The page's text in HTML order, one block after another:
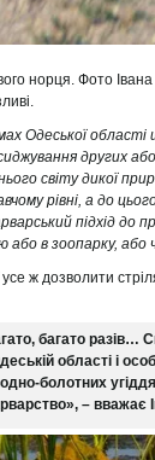
норця. Фото Івана
Одеської
других
світу дикої
рівні, а до
підхід
або в зоопарку, або
ж дозволити
багато разів…
області і
болотних
– вважає